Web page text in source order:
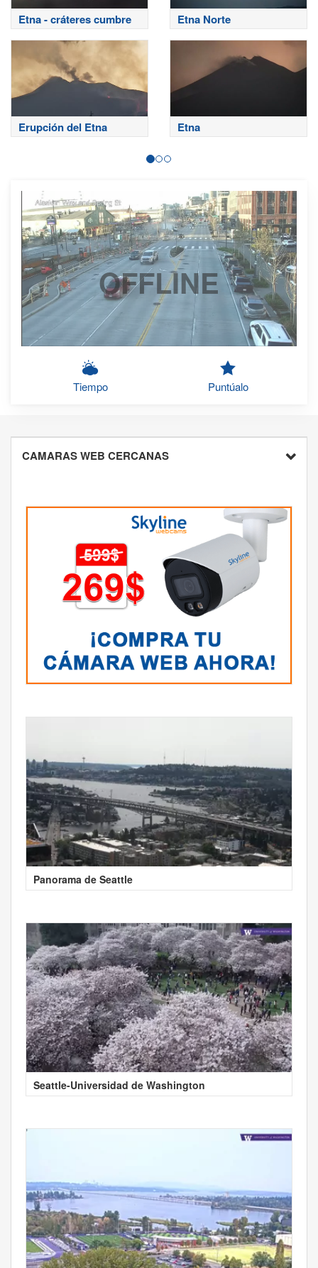
Etna - cráteres cumbre Etna Norte
Erupción del Etna Etna
OFFLINE
Tiempo Puntúalo
CAMARAS WEB CERCANAS
Panorama de Seattle
Seattle-Universidad de Washington